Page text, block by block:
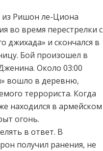
Ришон ле-Циона
во время перестрелки с
джихада» и скончался в
Бой произошел в
Около 03:00
вошло в деревню,
террориста. Когда
находился в армейском
огонь.
в ответ. В
получил ранения, не